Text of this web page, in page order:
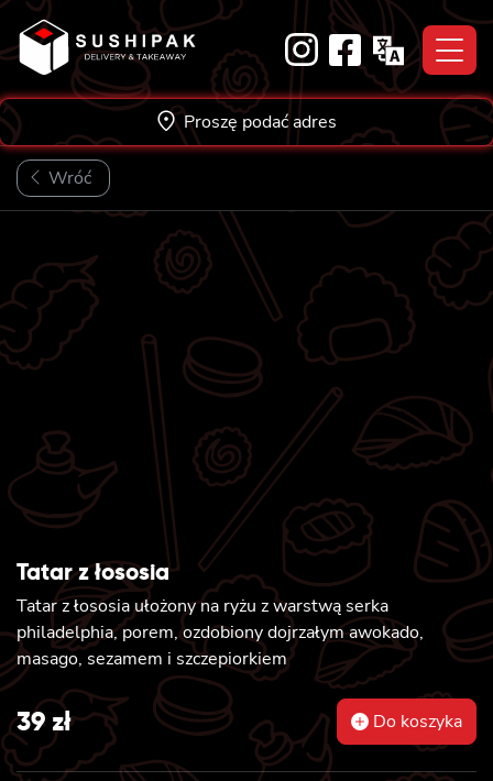
Skip
content
Proszę podać adres
Wróć
Tatar z łososia
Tatar z łososia ułożony na ryżu z warstwą serka
philadelphia, porem, ozdobiony dojrzałym awokado,
masago, sezamem i szczepiorkiem
39 zł Do koszyka